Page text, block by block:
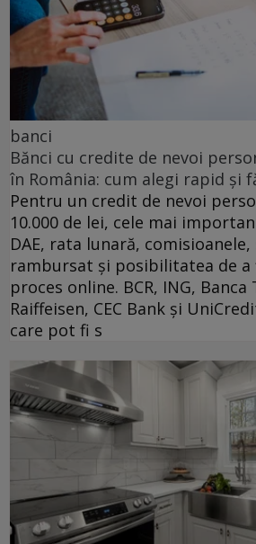
banci
Bănci cu credite de nevoi
în România: cum alegi rapid și
Pentru un credit de nevoi
10.000 de lei, cele mai
DAE, rata lunară,
rambursat și posibilitatea de
proces online. BCR, ING,
Raiffeisen, CEC Bank și
care pot fi s